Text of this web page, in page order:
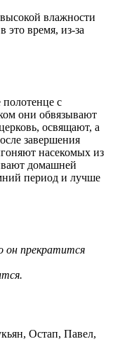
влажности
это время, из-за
с
они обвязывают
освящают, а
завершения
насекомых из
домашней
период и лучше
он прекратится
Остап, Павел,